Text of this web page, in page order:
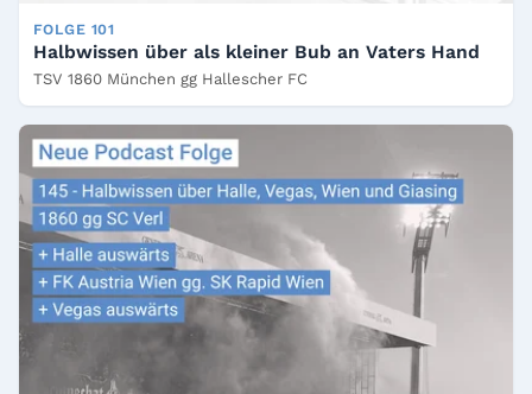
FOLGE 101
Halbwissen über als kleiner Bub an Vaters Hand
TSV 1860 München gg Hallescher FC